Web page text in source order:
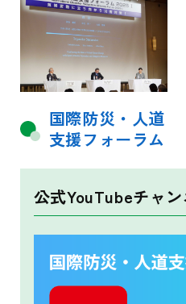
国際防災・人道
支援フォーラム
公式YouTubeチャ